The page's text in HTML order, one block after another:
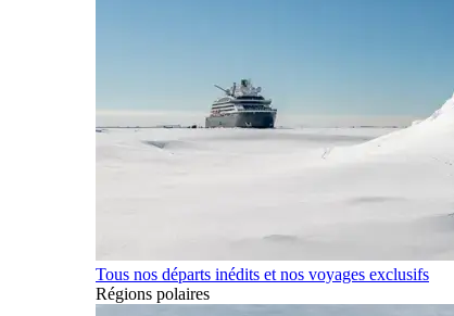
Tous nos départs inédits et nos voyages exclusifs
Régions polaires